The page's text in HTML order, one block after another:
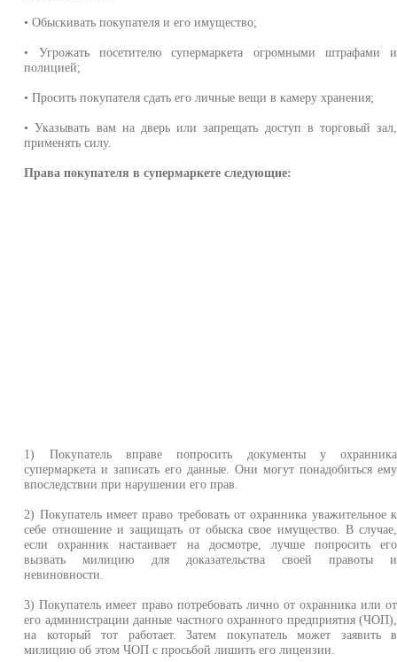
• Обыскивать покупателя и его имущество;
• Угрожать посетителю супермаркета огромными штрафами и
полицией;
• Просить покупателя сдать его личные вещи в камеру хранения;
• Указывать вам на дверь или запрещать доступ в торговый зал,
применять силу.
Права покупателя в супермаркете следующие:
1) Покупатель вправе попросить документы у охранника
супермаркета и записать его данные. Они могут понадобиться ему
впоследствии при нарушении его прав.
2) Покупатель имеет право требовать от охранника уважительное к
себе отношение и защищать от обыска свое имущество. В случае,
если охранник настаивает на досмотре, лучше попросить его
вызвать милицию для доказательства своей правоты и
невиновности.
3) Покупатель имеет право потребовать лично от охранника или от
его администрации данные частного охранного предприятия (ЧОП),
на который тот работает. Затем покупатель может заявить в
милицию об этом ЧОП с просьбой лишить его лицензии.